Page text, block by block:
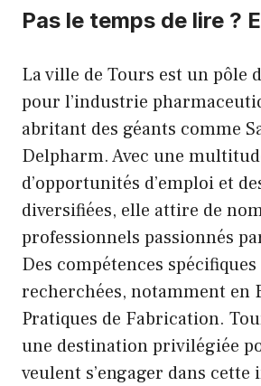
Pas le temps de lire ?
La ville de Tours est un pôle
pour l’industrie
abritant des géants comme
Delpharm. Avec une
d’opportunités d’emploi et
diversifiées, elle attire de
professionnels passionnés
Des compétences
recherchées, notamment en
Pratiques de Fabrication.
une destination privilégiée
veulent s’engager dans